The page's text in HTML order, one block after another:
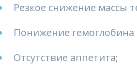
Резкое снижение массы
Понижение
Отсутствие аппетита;